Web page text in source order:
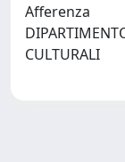
Afferenza
CULTURALI